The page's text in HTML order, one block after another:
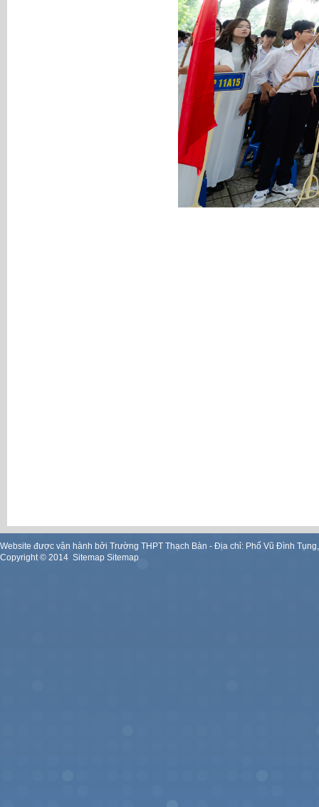
Website được vận hành bởi Trường THPT Thạch Bàn - Địa chỉ: Phố Vũ Đình
Copyright © 2014. Sitemap Sitemap